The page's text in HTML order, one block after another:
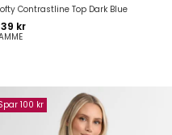
Contrastline Top Dark Blue
kr
100 kr